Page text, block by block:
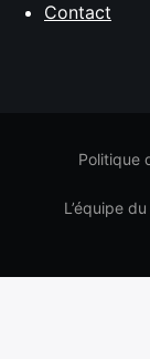
Contact
Politique
L’équipe